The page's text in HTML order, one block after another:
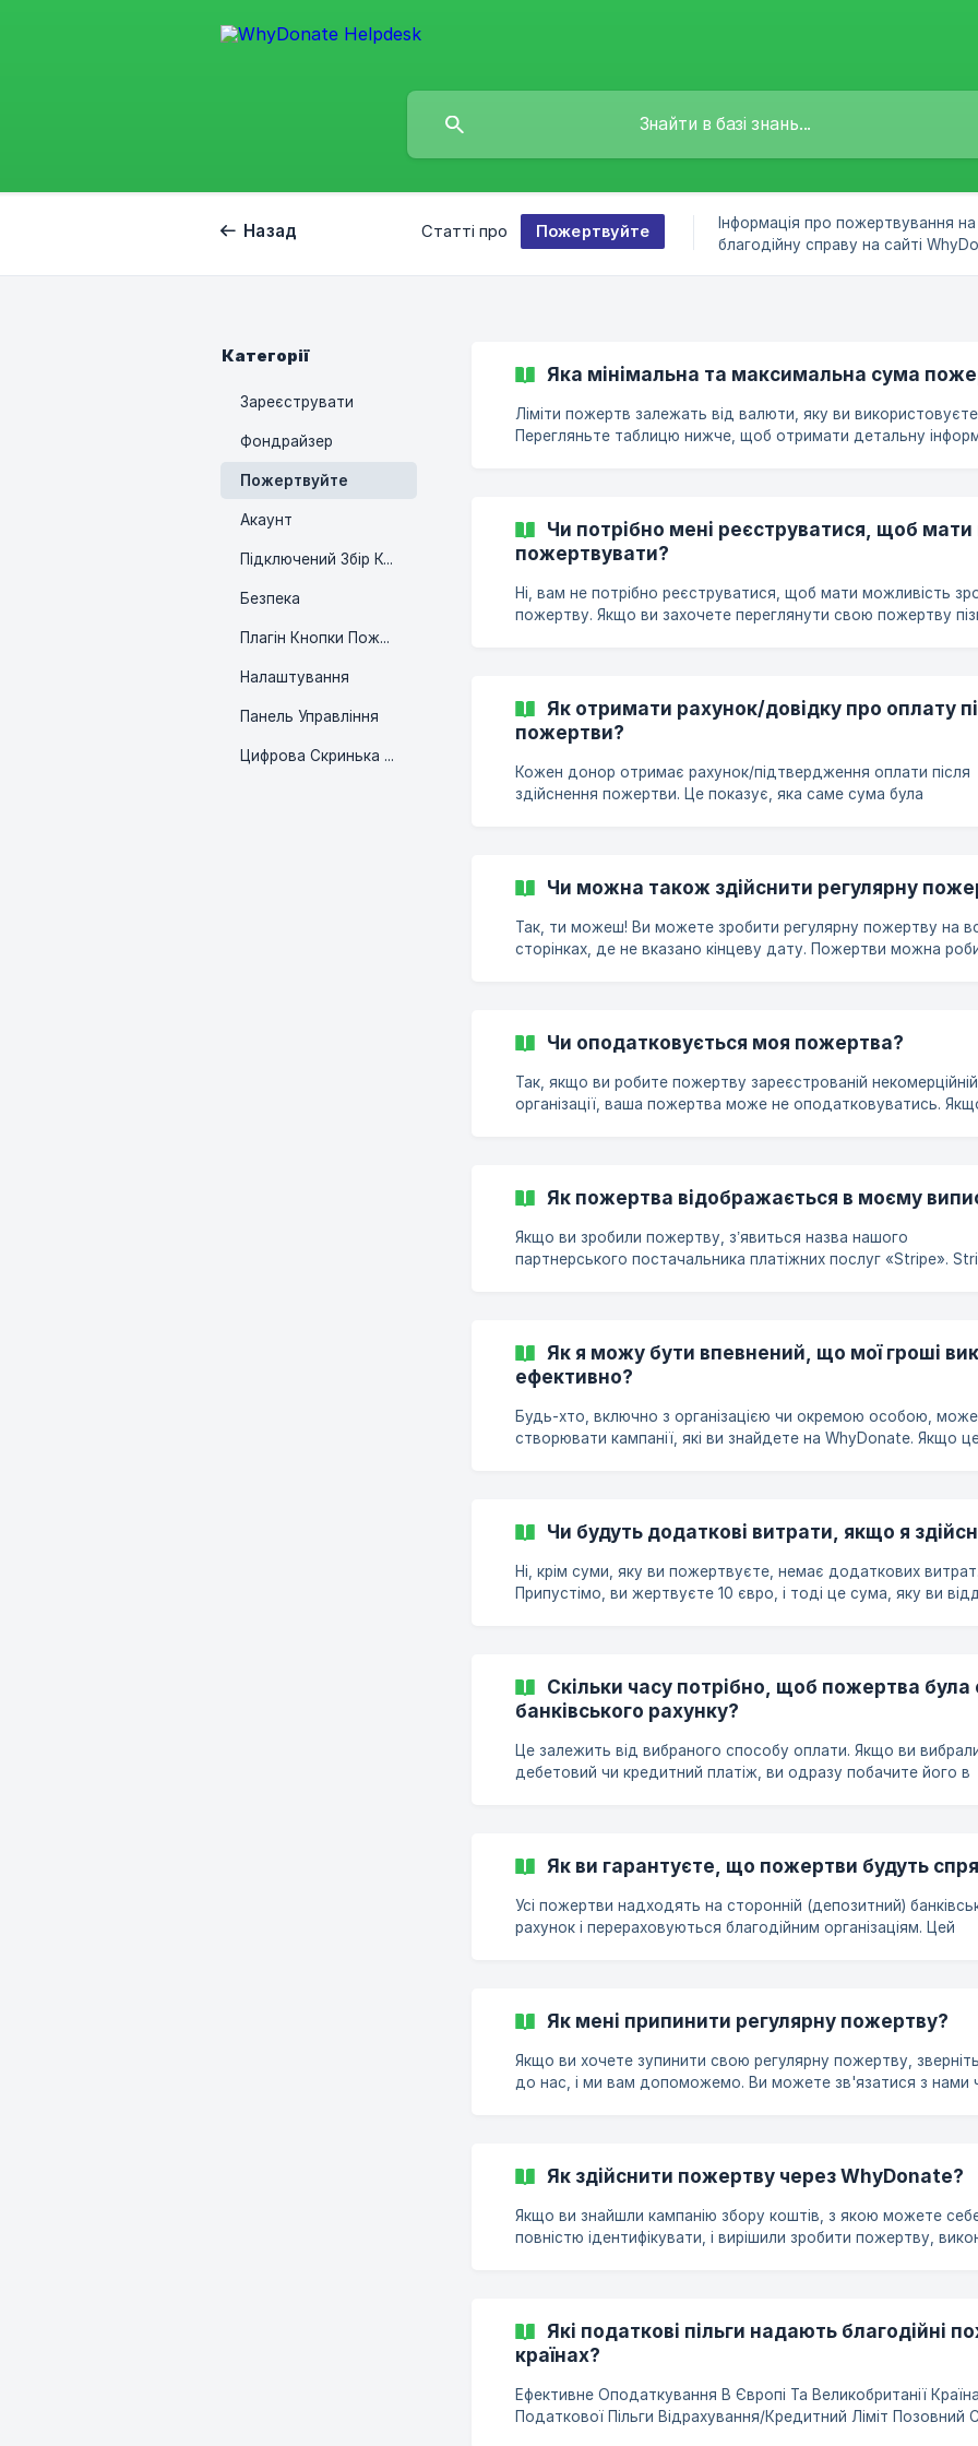
Назад Статті про Пожертвуйте
Інформація про пожертвування на
благодійну справу на сайті
Категорії
Зареєструвати
Фондрайзер
Пожертвуйте
Акаунт
Підключений Збір Коштів
Безпека
Плагін Кнопки Пожертви
Налаштування
Панель Управління
Цифрова Скринька для Збору ПІН-Кодів
Яка мінімальна та максимальна сума
Ліміти пожертв залежать від валюти, яку ви
Перегляньте таблицю нижче, щоб отримати детальну
5 25,000 nzd $ 5 25,000 sgd $ 5 25,000 cad $ 5 25,000 huf Ft
10,000,000 | all | L | 500 | 2,500
Чи потрібно мені реєструватися, щоб
пожертвувати?
Ні, вам не потрібно реєструватися, щоб мати можливість
пожертву. Якщо ви захочете переглянути свою пожертву
Як отримати рахунок/довідку про оплату
пожертви?
Кожен донор отримає рахунок/підтвердження оплати після
здійснення пожертви. Це показує, яка саме сума була
переглянути рахунок. Лист подяки Якщо ви введете адресу
електронної пошти, ми надішлемо вам електронний лист
після здійснення пожертви з посиланням для перегляду або
завантаження рахунку-фактури.
Чи можна також здійснити регулярну
Так, ти можеш! Ви можете зробити регулярну пожертву на
сторінках, де не вказано кінцеву дату. Пожертви можна
заповніть решту форми та натисніть «Пожертвувати». Ви
отримаєте на електронну пошту підтвердження вашої
Кожного разу після здійснення (повторної) пожертви ви
отримуватимете підтвердження електронною по
Чи оподатковується моя пожертва?
Так, якщо ви робите пожертву зареєстрованій некомерційній
організації, ваша пожертва може не оподатковуватись.
Як пожертва відображається в моєму
Якщо ви зробили пожертву, з’явиться назва нашого
партнерського постачальника платіжних послуг «Stripe».
описі можна побачити наступний текст: Пожертва на «ім’я
справи» (це назва сторінки, на якій ви зробили пожертву). |
Порада: у випадку прямого дебету SEPA (прямий дебетовий
платіж) потрібно приблиз
Як я можу бути впевнений, що мої гроші
ефективно?
Будь-хто, включно з організацією чи окремою особою, може
створювати кампанії, які ви знайдете на WhyDonate. Якщо
приватні цілі, якщо ви не знаєте організатора.
Чи будуть додаткові витрати, якщо я
Ні, крім суми, яку ви пожертвуєте, немає додаткових витрат.
Припустімо, ви жертвуєте 10 євро, і тоді це сума, яку ви
щомісячних внесків, які ми отримуємо від сторін, які
пожертви. Донори також можуть вибрати, чи хочуть вони дати
чайові. Це не є обов’язковим і залежить лише від бажання
донорів. | Порада: якщо
Скільки часу потрібно, щоб пожертва була
банківського рахунку?
Це залежить від вибраного способу оплати. Якщо ви
дебетовий чи кредитний платіж, ви одразу побачите його в
грошей на вашому рахунку. Якщо ви не впевнені, чи
грошей на вашому рахунку, і все ще хочете зробити
виберіть інший спосіб оплати.
Як ви гарантуєте, що пожертви будуть
Усі пожертви надходять на сторонній (депозитний)
рахунок і перераховуються благодійним організаціям. Цей
Як мені припинити регулярну пожертву?
Якщо ви хочете зупинити свою регулярну пожертву,
до нас, і ми вам допоможемо. Ви можете зв'язатися з нами
Незабаром: Ми також плануємо запровадити нову функцію,
дозволить вам самостійно зупинити або оновити регулярну
пожертву за посиланням у листі
Як здійснити пожертву через WhyDonate?
Якщо ви знайшли кампанію збору коштів, з якою можете
повністю ідентифікувати, і вирішили зробити пожертву,
оплати. Ви отримаєте підтвердження своєї пожертви
електронною поштою. Після того, як ви зробили пожертву, ви
також можете залишити повідомлення, яке потім з’явиться
сторінці дій. | Якщо ви с
Які податкові пільги надають благодійні
країнах?
Ефективне Оподаткування В Європі Та Великобританії Країна Тип
Податкової Пільги Відрахування/Кредитний Ліміт Позовний